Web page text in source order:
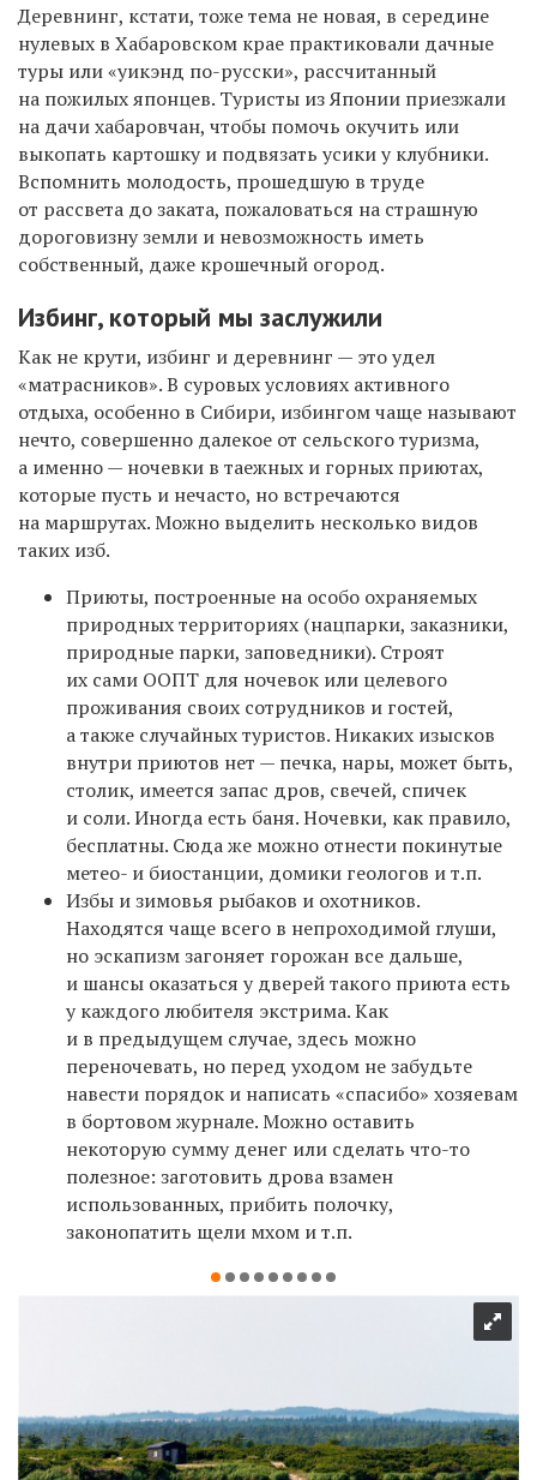
Деревнинг, кстати, тоже тема не новая, в середине
нулевых в Хабаровском крае практиковали дачные
туры или «уикэнд по-русски», рассчитанный
на пожилых японцев. Туристы из Японии приезжали
на дачи хабаровчан, чтобы помочь окучить или
выкопать картошку и подвязать усики у клубники.
Вспомнить молодость, прошедшую в труде
от рассвета до заката, пожаловаться на страшную
дороговизну земли и невозможность иметь
собственный, даже крошечный огород.
Избинг, который мы заслужили
Как не крути, избинг и деревнинг — это удел
«матрасников». В суровых условиях активного
отдыха, особенно в Сибири, избингом чаще называют
нечто, совершенно далекое от сельского туризма,
а именно — ночевки в таежных и горных приютах,
которые пусть и нечасто, но встречаются
на маршрутах. Можно выделить несколько видов
таких изб.
Приюты, построенные на особо охраняемых
природных территориях (нацпарки, заказники,
природные парки, заповедники). Строят
их сами ООПТ для ночевок или целевого
проживания своих сотрудников и гостей,
а также случайных туристов. Никаких изысков
внутри приютов нет — печка, нары, может быть,
столик, имеется запас дров, свечей, спичек
и соли. Иногда есть баня. Ночевки, как правило,
бесплатны. Сюда же можно отнести покинутые
метео- и биостанции, домики геологов и т.п.
Избы и зимовья рыбаков и охотников.
Находятся чаще всего в непроходимой глуши,
но эскапизм загоняет горожан все дальше,
и шансы оказаться у дверей такого приюта есть
у каждого любителя экстрима. Как
и в предыдущем случае, здесь можно
переночевать, но перед уходом не забудьте
навести порядок и написать «спасибо» хозяевам
в бортовом журнале. Можно оставить
некоторую сумму денег или сделать что-то
полезное: заготовить дрова взамен
использованных, прибить полочку,
законопатить щели мхом и т.п.